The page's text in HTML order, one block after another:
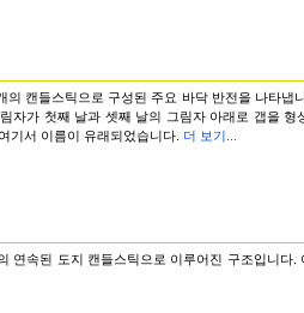
의 캔들스틱으로 구성된 주요 바닥 반전을 나타
자가 첫째 날과 셋째 날의 그림자 아래로 갭을
기서 이름이 유래되었습니다. 더 보기...
연속된 도지 캔들스틱으로 이루어진 구조입니다